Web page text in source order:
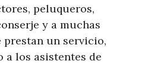
peluqueros,
y a muchas
prestan un servicio,
a los asistentes de